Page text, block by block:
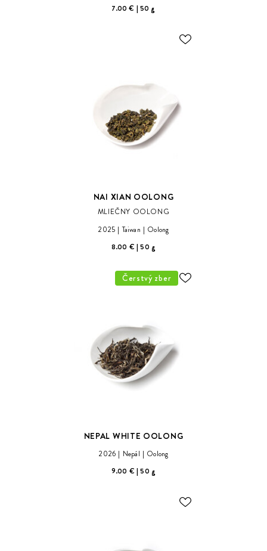
7.00 €
50 g
ODOBER
NAI XIAN OOLONG
MLIEČNY OOLONG
2025
Taiwan
Oolong
8.00 € 50 g
Čerstvý zber
ODOBER
NEPAL WHITE OOLONG
2026 Nepál
Oolong
9.00 € 50 g
ODOBER